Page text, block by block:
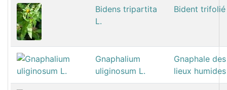
Bidens tripartita
L.
Bident trifolié
Gnaphalium
uliginosum L.
Gnaphale des
lieux humides